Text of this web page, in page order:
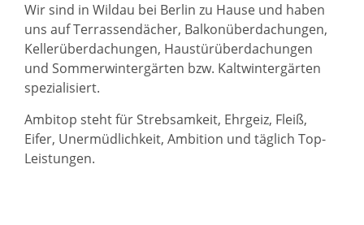
Wir sind in Wildau bei Berlin zu Hause und haben
uns auf Terrassendächer, Balkonüberdachungen,
Kellerüberdachungen, Haustürüberdachungen
und Sommerwintergärten bzw. Kaltwintergärten
spezialisiert.
Ambitop steht für Strebsamkeit, Ehrgeiz, Fleiß,
Eifer, Unermüdlichkeit, Ambition und täglich Top-
Leistungen.